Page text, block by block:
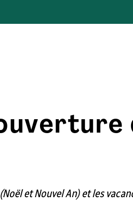
et Nouvel An) et les